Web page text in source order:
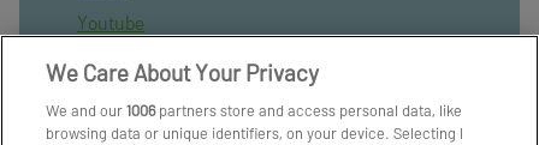
Youtube
TjekFoodbold App
We Care About Your Privacy
We and our1006partners store and access personal data, like
browsing data or unique identifiers, on your device. Selecting I